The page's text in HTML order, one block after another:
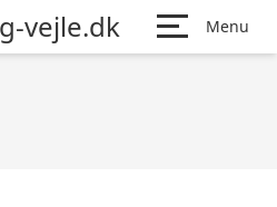
vejle.dk Menu